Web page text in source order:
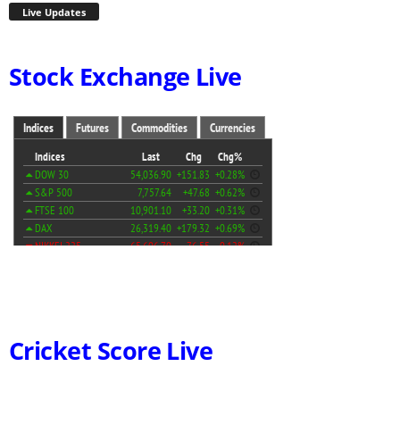
Live Updates
Stock Exchange Live
Cricket Score Live